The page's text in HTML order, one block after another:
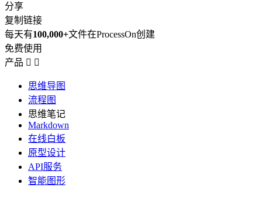
分享
复制链接
每天有100,000+文件在ProcessOn创建
免费使用
产品  
思维导图
流程图
思维笔记
Markdown
在线白板
原型设计
API服务
智能图形